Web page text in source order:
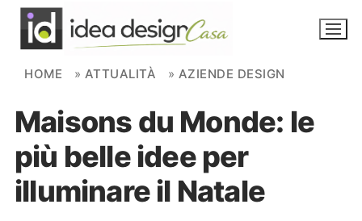
Skip to content
NOVITÀ
AMBIENTI
FAI DA TE
HOME » ATTUALITÀ » AZIENDE DESIGN
Maisons du Monde: le
più belle idee per
illuminare il Natale